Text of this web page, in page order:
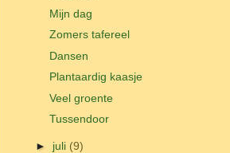
Mijn dag
Zomers tafereel
Dansen
Plantaardig kaasje
Veel groente
Tussendoor
► juli (9)